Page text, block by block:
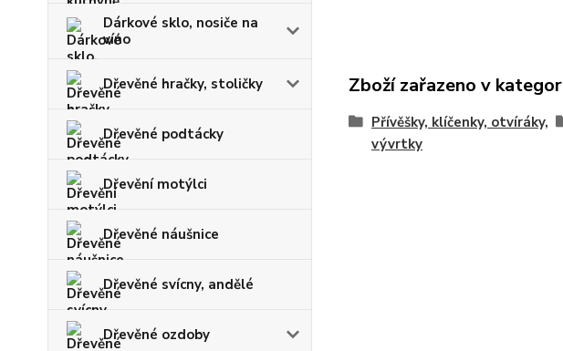
Dárkové sklo, nosiče na
víno
Dřevěné hračky, stoličky
Dřevěné podtácky
Dřevění motýlci
Dřevěné náušnice
Dřevěné svícny, andělé
Dřevěné ozdoby
Zboží zařazeno v
Přívěšky, klíčenky, otvíráky,
vývrtky